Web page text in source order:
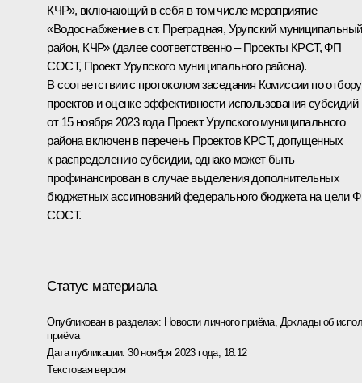
КЧР», включающий в себя в том числе мероприятие
«Водоснабжение в ст. Преградная, Урупский муниципальный
район, КЧР» (далее соответственно – Проекты КРСТ, ФП
СОСТ, Проект Урупского муниципального района).
В соответствии с протоколом заседания Комиссии по отбору
проектов и оценке эффективности использования субсидий
от 15 ноября 2023 года Проект Урупского муниципального
района включен в перечень Проектов КРСТ, допущенных
к распределению субсидии, однако может быть
профинансирован в случае выделения дополнительных
бюджетных ассигнований федерального бюджета на цели
СОСТ.
Статус материала
Опубликован в разделах: Новости личного приёма, Доклады об
приёма
Дата публикации:30 ноября 2023 года, 18:12
Текстовая версия